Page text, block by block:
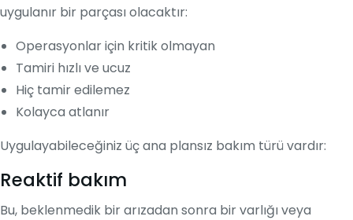
uygulanır bir parçası olacaktır:
Operasyonlar için kritik olmayan
Tamiri hızlı ve ucuz
Hiç tamir edilemez
Kolayca atlanır
Uygulayabileceğiniz üç ana plansız bakım türü vardır:
Reaktif bakım
Bu, beklenmedik bir arızadan sonra bir varlığı veya